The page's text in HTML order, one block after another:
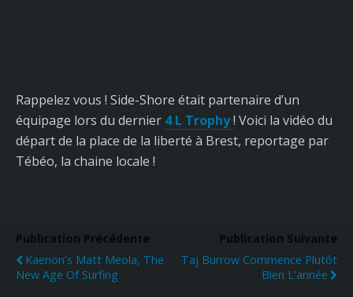
Rappelez vous ! Side-Shore était partenaire d’un
équipage lors du dernier 4 L Trophy! Voici la vidéo du
départ de la place de la liberté à Brest, reportage par
Tébéo, la chaine locale !
Publication Précédente
Kaenon's Matt Meola, The
New Age Of Surfing
Publication Suivante
Taj Burrow Commence Plutôt
Bien L'année